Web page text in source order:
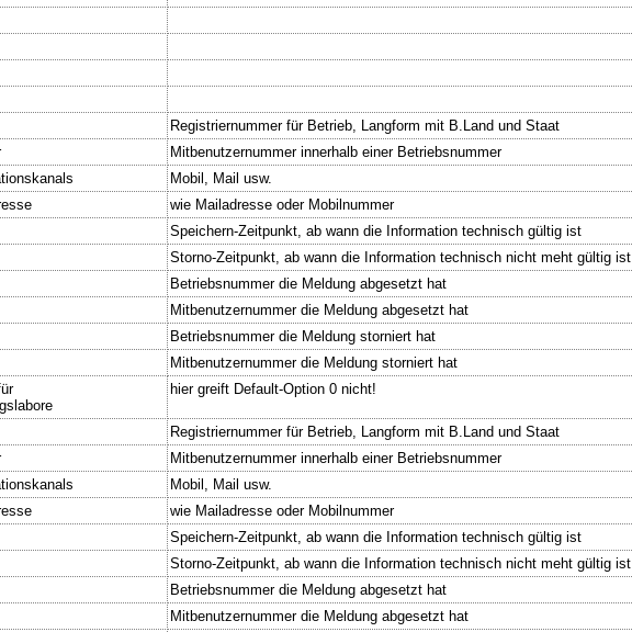
Registriernummer für Betrieb, Langform mit B.Land und Staat
Mitbenutzernummer innerhalb einer Betriebsnummer
Mobil, Mail usw.
wie Mailadresse oder Mobilnummer
Speichern-Zeitpunkt, ab wann die Information technisch gültig ist
Storno-Zeitpunkt, ab wann die Information technisch nicht meht gültig ist
Betriebsnummer die Meldung abgesetzt hat
Mitbenutzernummer die Meldung abgesetzt hat
Betriebsnummer die Meldung storniert hat
Mitbenutzernummer die Meldung storniert hat
hier greift Default-Option 0 nicht!
Registriernummer für Betrieb, Langform mit B.Land und Staat
Mitbenutzernummer innerhalb einer Betriebsnummer
Mobil, Mail usw.
wie Mailadresse oder Mobilnummer
Speichern-Zeitpunkt, ab wann die Information technisch gültig ist
Storno-Zeitpunkt, ab wann die Information technisch nicht meht gültig ist
Betriebsnummer die Meldung abgesetzt hat
Mitbenutzernummer die Meldung abgesetzt hat